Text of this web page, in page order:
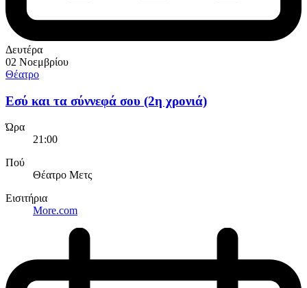
Δευτέρα
02 Νοεμβρίου
Θέατρο
Εσύ και τα σύννεφά σου (2η χρονιά)
Ώρα
21:00
Πού
Θέατρο Μετς
Εισιτήρια
More.com